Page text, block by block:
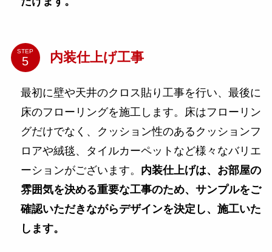
STEP 内装仕上げ工事
最初に壁や天井のクロス貼り工事を行い、最後に
床のフローリングを施工します。床はフローリン
グだけでなく、クッション性のあるクッションフ
ロアや絨毯、タイルカーペットなど様々なバリエ
ーションがございます。 内装仕上げは、お部屋の
雰囲気を決める重要な工事のため、サンプルをご
確認いただきながらデザインを決定し、施工いた
します。